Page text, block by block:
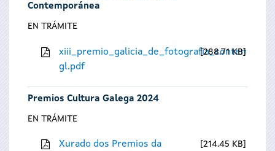
Contemporánea
EN TRÁMITE
gl.pdf
288.71 KB
Premios Cultura Galega 2024
EN TRÁMITE
Xurado dos Premios da
214.45 KB